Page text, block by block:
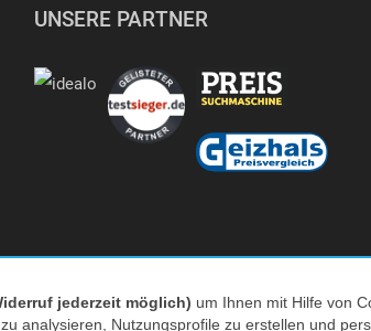
UNSERE PARTNER
jederzeit möglich) um Ihnen mit Hilfe von
analysieren, Nutzungsprofile zu erstellen und